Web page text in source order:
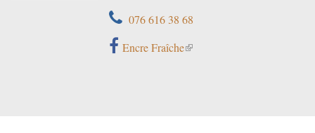
076 616 38 68
Encre Fraîche